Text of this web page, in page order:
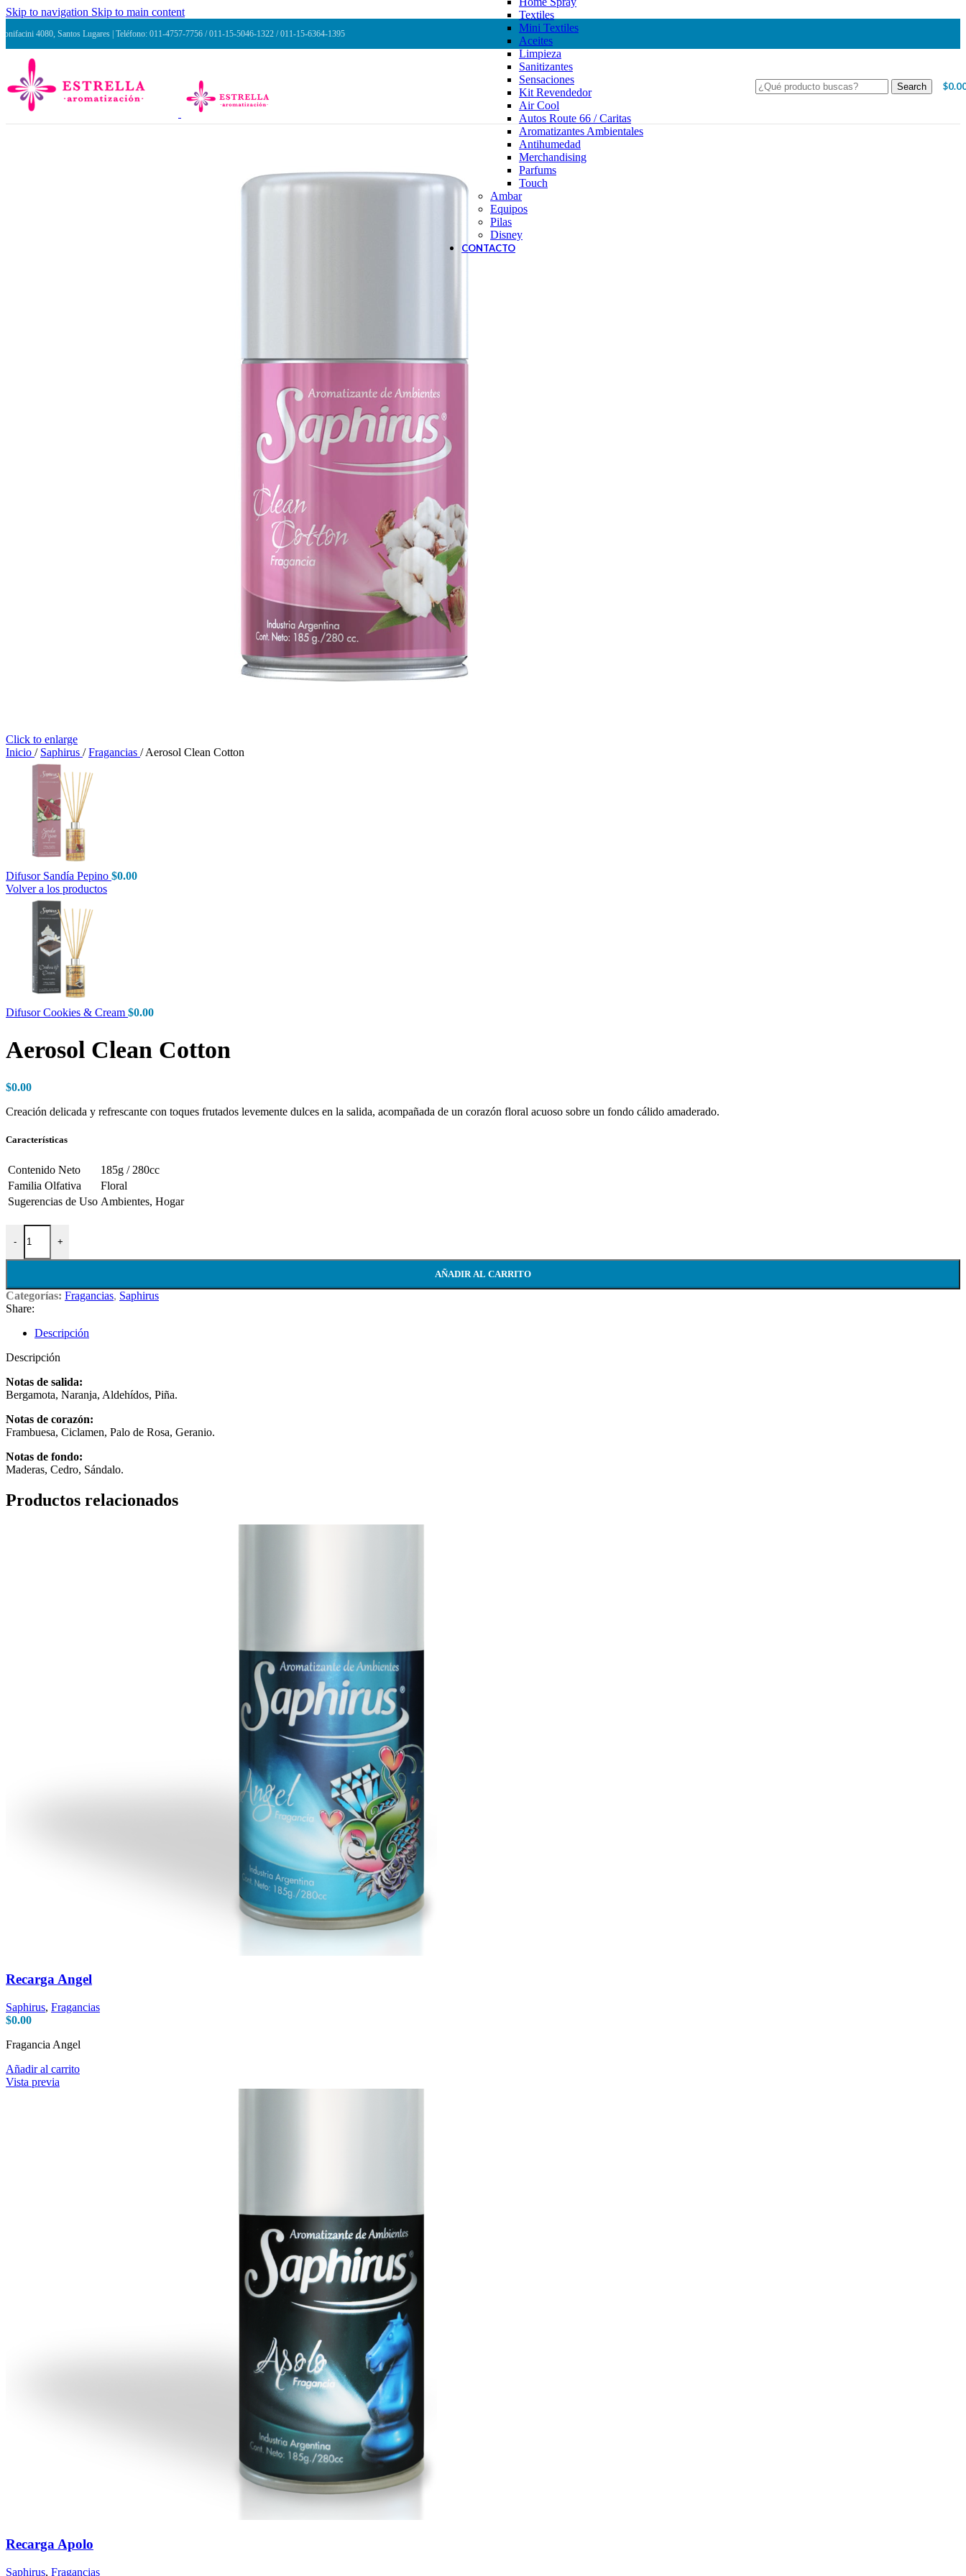
Skip to navigation Skip to main content
4080, Santos Lugares | Teléfono: 011-4757-7756 / 011-15-5046-1322 / 011-15-6364-1395
Textiles
Mini Textiles
Aceites
Limpieza
Sanitizantes
Sensaciones
Kit Revendedor
Air Cool
Autos Route 66 / Caritas
Aromatizantes Ambientales
Antihumedad
Merchandising
Parfums
Touch
Ambar
Equipos
Pilas
Disney
CONTACTO
Search $
Click to enlarge
Inicio / Saphirus / Fragancias / Aerosol Clean Cotton
Difusor Sandía Pepino $0.00
Volver a los productos
Difusor Cookies & Cream $0.00
Aerosol Clean Cotton
$0.00
Creación delicada y refrescante con toques frutados levemente dulces en la salida, acompañada de un corazón floral acuoso sobre un fondo cálido amaderado.
Características
Contenido Neto
185g / 280cc
Familia Olfativa
Floral
Sugerencias de Uso Ambientes, Hogar
-
Aerosol Clean Cotton cantidad
+
AÑADIR AL CARRITO
Categorías: Fragancias, Saphirus
Share:
Descripción
Descripción
Notas de salida:
Bergamota, Naranja, Aldehídos, Piña.
Notas de corazón:
Frambuesa, Ciclamen, Palo de Rosa, Geranio.
Notas de fondo:
Maderas, Cedro, Sándalo.
Productos relacionados
Recarga Angel
Saphirus, Fragancias
$0.00
Fragancia Angel
Añadir al carrito
Vista previa
Recarga Apolo
Saphirus, Fragancias